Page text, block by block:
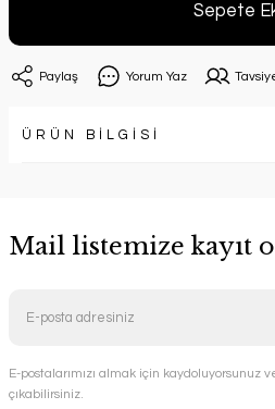
Sepete
Paylaş Yorum Yaz
ÜRÜN BİLGİSİ
Mail listemize kayıt
E-postalarımızı almak için
çıkabilirsiniz.